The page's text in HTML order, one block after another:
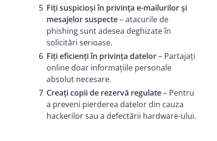
Fiți suspicioși în privința e-mailurilor și
mesajelor suspecte– atacurile de
phishing sunt adesea deghizate în
solicitări serioase.
Fiți eficienți în privința datelor– Partajați
online doar informațiile personale
absolut necesare.
Creați copii de rezervă regulate– Pentru
a preveni pierderea datelor din cauza
hackerilor sau a defectării hardware-ului.